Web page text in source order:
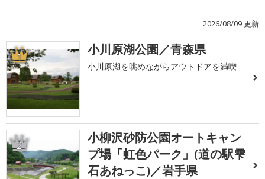
2026/08/09 更新
1 小川原湖公園／青森県
小川原湖を眺めながらアウトドアを満喫
2
小柳沢砂防公園オートキャン
プ場「虹色パーク」(道の駅雫
石あねっこ)／岩手県